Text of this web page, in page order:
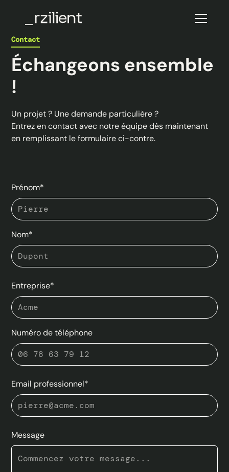
Contact
Échangeons ensemble
!
Un projet ? Une demande particulière ?
Entrez en contact avec notre équipe dès maintenant
en remplissant le formulaire ci-contre.
Prénom*
Nom*
Entreprise*
Numéro de téléphone
Email professionnel*
Message